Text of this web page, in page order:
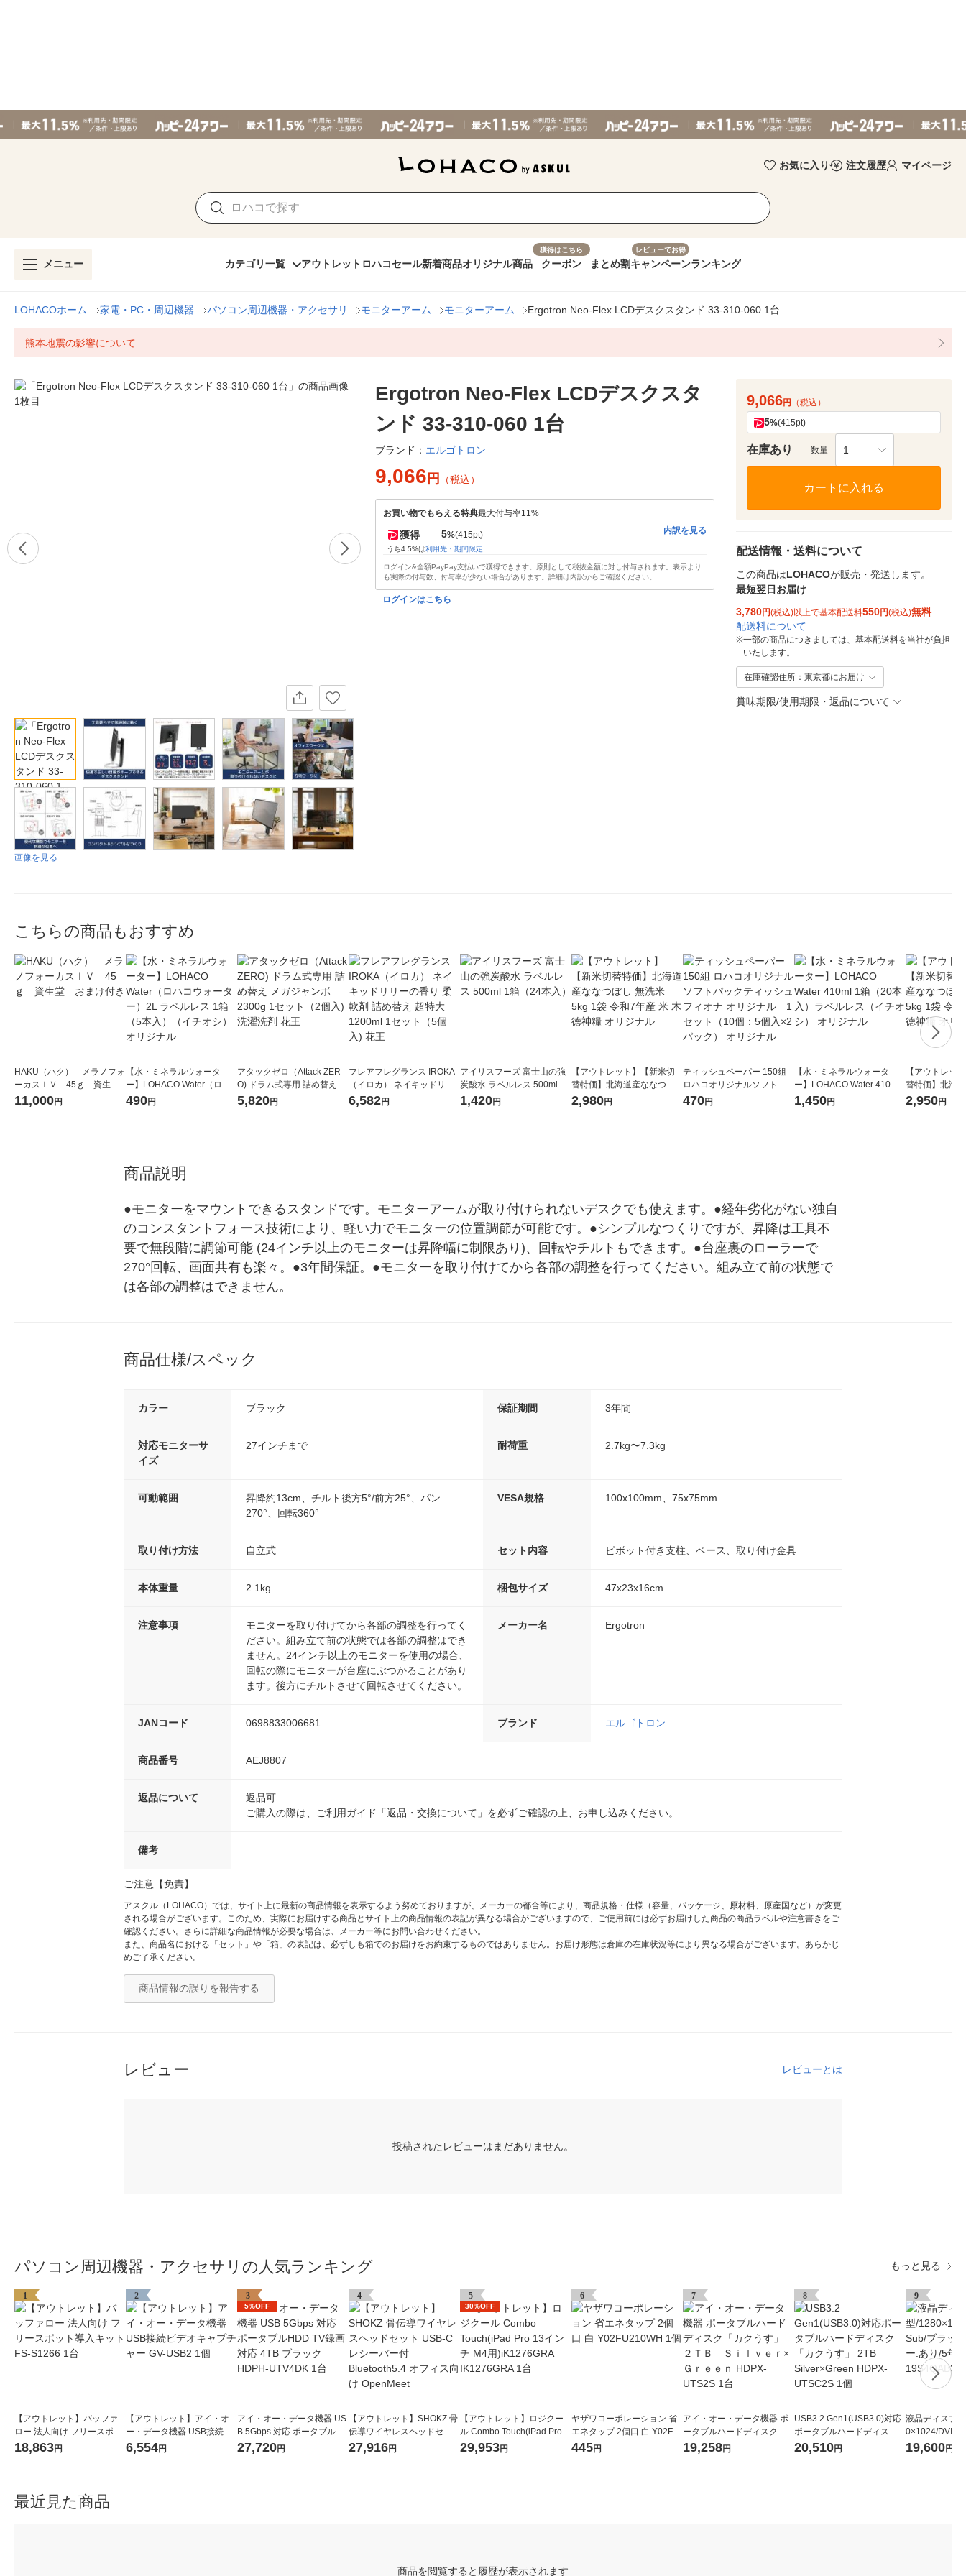
お気に入り 注文履歴 マイページ
メニュー カテゴリ一覧 アウトレット ロハコセール新着商品オリジナル商品
獲得はこちら
クーポン まとめ割
レビューでお得
キャンペーンランキング
LOHACOホーム 家電・PC・周辺機器 パソコン周辺機器・アクセサリ モニターアーム モニターアーム Ergotron Neo-Flex LCDデスクスタンド 33-310-060 1台
熊本地震の影響について
画像を見る
Ergotron Neo-Flex LCDデスクスタ
ンド 33-310-060 1台
ブランド： エルゴトロン
9,066 円 （税込）
お買い物でもらえる特典最大付与率11%
獲得 5%(415pt)
うち4.5%は利用先・期間限定
内訳を見る
ログイン&全額PayPay支払いで獲得できます。原則として税抜金額に対し付与されます。表示より
も実際の付与数、付与率が少ない場合があります。詳細は内訳からご確認ください。
ログインはこちら
9,066円 （税込）
5%(415pt)
在庫あり 数量 1
カートに入れる
配送情報・送料について
この商品はLOHACOが販売・発送します。
最短翌日お届け
3,780円(税込)以上で基本配送料550円(税込)無料
配送料について
※一部の商品につきましては、基本配送料を当社が負担
いたします。
在庫確認住所：東京都にお届け
賞味期限/使用期限・返品について
こちらの商品もおすすめ
HAKU（ハク） メラノフォ
ーカスＩＶ 45ｇ 資生
堂 おまけ付き
11,000円
【水・ミネラルウォータ
ー】LOHACO Water（ロハ
コウォーター）2L ラベルレ
490円
アタックゼロ（Attack ZER
O) ドラム式専用 詰め替え メ
ガジャンボ 2300g 1セット
（2個入) 洗濯洗剤 花王
5,820円
フレアフレグランス IROKA
（イロカ） ネイキッドリリ
ーの香り 柔軟剤 詰め替え 超
特大 1200ml 1セット（5個
6,582円
アイリスフーズ 富士山の強
炭酸水 ラベルレス 500ml 1
箱（24本入）
1,420円
【アウトレット】【新米切
替特価】北海道産ななつぼ
し 無洗米 5kg 1袋 令和7年産
米 木徳神糧 オリジナル
2,980円
ティッシュペーパー 150組
ロハコオリジナルソフトパ
ックティッシュ フィオナ オ
470円
【水・ミネラルウォータ
ー】LOHACO Water 410ml
1箱（20本入）ラベルレス
（イチオシ） オリジナル
1,450円
【アウトレッ
替特価】北海
し 精白米 5kg
米 木徳神糧 オ
2,950円
商品説明
●モニターをマウントできるスタンドです。モニターアームが取り付けられないデスクでも使えます。●経年劣化がない独自
のコンスタントフォース技術により、軽い力でモニターの位置調節が可能です。●シンプルなつくりですが、昇降は工具不
要で無段階に調節可能 (24インチ以上のモニターは昇降幅に制限あり)、回転やチルトもできます。●台座裏のローラーで
270°回転、画面共有も楽々。●3年間保証。●モニターを取り付けてから各部の調整を行ってください。組み立て前の状態で
は各部の調整はできません。
商品仕様/スペック
カラー ブラック 保証期間 3年間
対応モニターサ
イズ
27インチまで 耐荷重 2.7kg〜7.3kg
可動範囲
昇降約13cm、チルト後方5°/前方25°、パン
270°、回転360°
VESA規格 100x100mm、75x75mm
取り付け方法 自立式 セット内容 ピボット付き支柱、ベース、取り付け金具
本体重量 2.1kg 梱包サイズ 47x23x16cm
注意事項
モニターを取り付けてから各部の調整を行ってく
ださい。組み立て前の状態では各部の調整はでき
ません。24インチ以上のモニターを使用の場合、
回転の際にモニターが台座にぶつかることがあり
ます。後方にチルトさせて回転させてください。
メーカー名 Ergotron
JANコード 0698833006681 ブランド エルゴトロン
商品番号 AEJ8807
返品について
返品可
ご購入の際は、ご利用ガイド「返品・交換について」を必ずご確認の上、お申し込みください。
備考
ご注意【免責】
アスクル（LOHACO）では、サイト上に最新の商品情報を表示するよう努めておりますが、メーカーの都合等により、商品規格・仕様（容量、パッケージ、原材料、原産国など）が変更
される場合がございます。このため、実際にお届けする商品とサイト上の商品情報の表記が異なる場合がございますので、ご使用前には必ずお届けした商品の商品ラベルや注意書きをご
確認ください。さらに詳細な商品情報が必要な場合は、メーカー等にお問い合わせください。
また、商品名における「セット」や「箱」の表記は、必ずしも箱でのお届けをお約束するものではありません。お届け形態は倉庫の在庫状況等により異なる場合がございます。あらかじ
めご了承ください。
商品情報の誤りを報告する
レビュー レビューとは
投稿されたレビューはまだありません。
パソコン周辺機器・アクセサリの人気ランキング もっと見る
1
【アウトレット】バッファ
ロー 法人向け フリースポッ
ト導入キット FS-S1266 1台
18,863円
2
【アウトレット】アイ・オ
ー・データ機器 USB接続ビ
デオキャプチャー GV-USB2
1個
6,554円
3
5%OFF
アイ・オー・データ機器 US
B 5Gbps 対応 ポータブルHD
D TV録画対応 4TB ブラック
HDPH-UTV4DK 1台
27,720円
4
【アウトレット】SHOKZ 骨
伝導ワイヤレスヘッドセッ
ト USB-Cレシーバー付 Blue
tooth5.4 オフィス向け Open
27,916円
5
30%OFF
【アウトレット】ロジクー
ル Combo Touch(iPad Pro 1
3インチ M4用)iK1276GRA I
K1276GRA 1台
29,953円
6
ヤザワコーポレーション 省
エネタップ 2個口 白 Y02FU
210WH 1個
445円
7
アイ・オー・データ機器 ポ
ータブルハードディスク
「カクうす」 ２ＴＢ Ｓ
ｉｌｖｅｒ×Ｇｒｅｅｎ HD
19,258円
8
USB3.2 Gen1(USB3.0)対応
ポータブルハードディスク
「カクうす」 2TB Silver×Gr
een HDPX-UTSC2S 1個
20,510円
9
液晶ディスプ
0×1024/DVI、
ック/スピーカ
フル保証
19,600円
最近見た商品
商品を閲覧すると履歴が表示されます